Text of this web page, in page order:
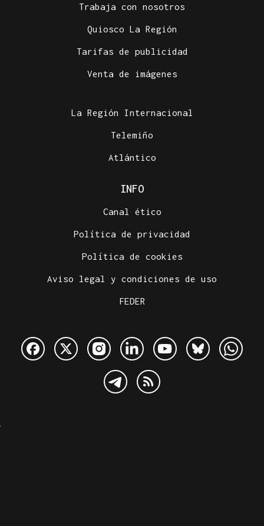
Trabaja con nosotros
Quiosco La Región
Tarifas de publicidad
Venta de imágenes
La Región Internacional
Telemiño
Atlántico
INFO
Canal ético
Política de privacidad
Política de cookies
Aviso legal y condiciones de uso
FEDER